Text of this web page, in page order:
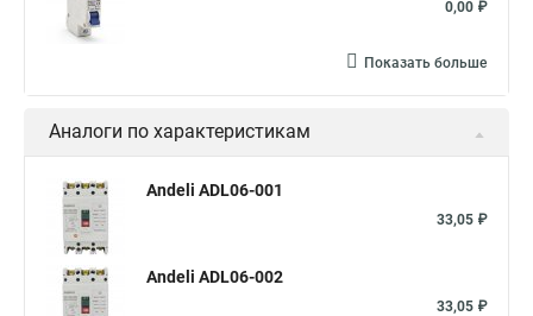
0,00 ₽
Показать больше
Аналоги по характеристикам
Andeli ADL06-001
33,05 ₽
Andeli ADL06-002
33,05 ₽